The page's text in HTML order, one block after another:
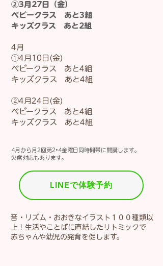
②3月27日（金）
ベビークラス あと3組
キッズクラス あと2組
​4月
①4月10日(金)
ベビークラス あと4組
キッズクラス あと4組
②4月24日(金)
ベビークラス あと4組
キッズクラス あと4組
4月から月2回第2•4金曜日同時間帯に開講します。
欠席対応もあります。
LINEで体験予約
音・リズム・おおきなイラスト１００種類以
上！生活やことばに直結したリトミックで
​赤ちゃんや幼児の発育を促します。